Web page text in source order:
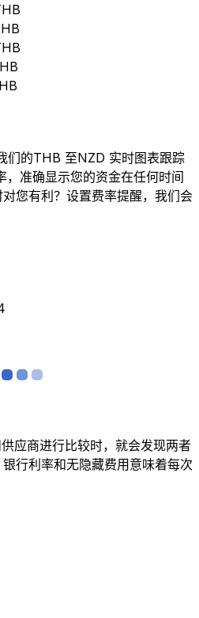
们的THB 至NZD 实时图表跟踪
，准确显示您的资金在任何时间
您有利？设置费率提醒，我们会
应商进行比较时，就会发现两者
行利率和无隐藏费用意味着每次